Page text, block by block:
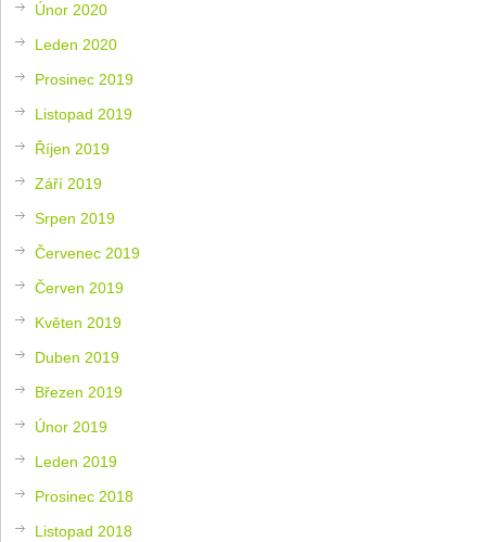
Únor 2020
Leden 2020
Prosinec 2019
Listopad 2019
Říjen 2019
Září 2019
Srpen 2019
Červenec 2019
Červen 2019
Květen 2019
Duben 2019
Březen 2019
Únor 2019
Leden 2019
Prosinec 2018
Listopad 2018